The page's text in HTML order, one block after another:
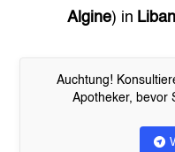
Algine) in
Auchtung!
Apotheker, bevor